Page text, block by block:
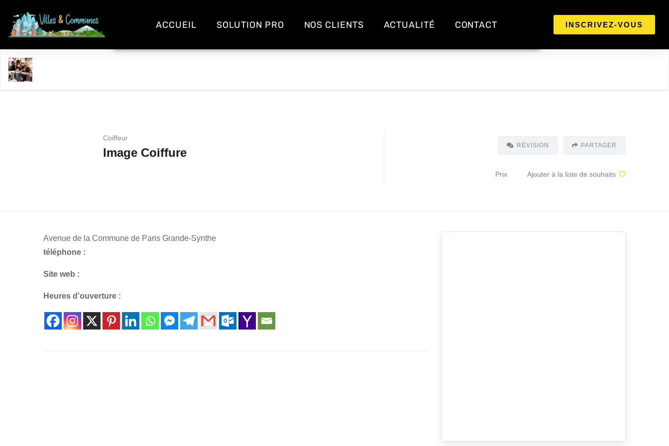
ACCUEIL SOLUTION PRO NOS CLIENTS ACTUALITÉ CONTACT INSCRIVEZ-VOUS
Coiffeur
Image Coiffure
RÉVISION PARTAGER
Prix Ajouter à la liste de souhaits
Avenue de la Commune de Paris Grande-Synthe
téléphone :
Site web :
Heures d’ouverture :